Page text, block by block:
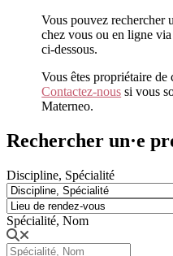
Vous pouvez rechercher
chez vous ou en ligne
ci-dessous.
Vous êtes propriétaire de
Contactez-nous si vous
Materneo.
Rechercher un·e
Discipline, Spécialité
Spécialité, Nom